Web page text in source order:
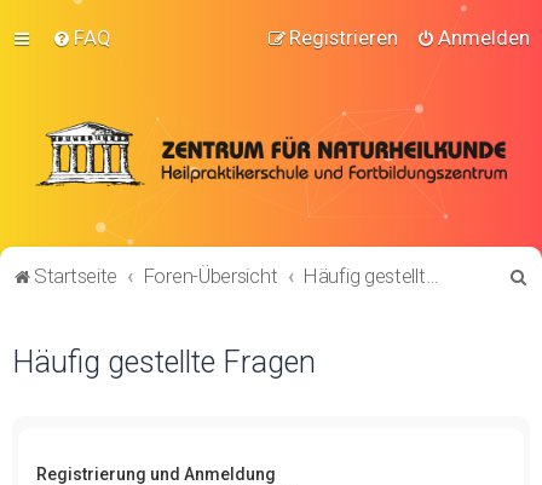
FAQ Anmelden
Registrieren
Startseite Foren-Übersicht Häufig gestellte Fragen
Häufig gestellte Fragen
Registrierung und Anmeldung